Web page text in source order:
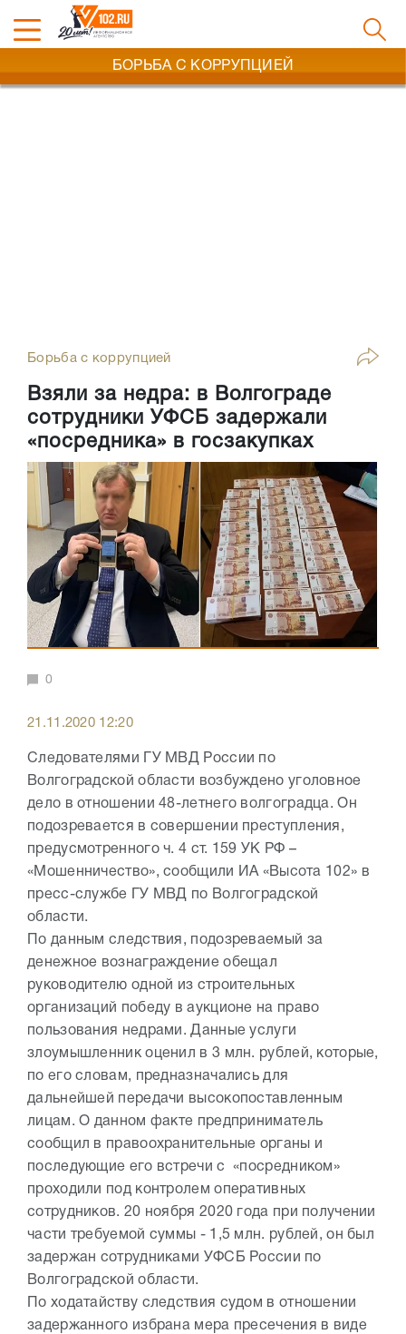
БОРЬБА С КОРРУПЦИЕЙ
Борьба с коррупцией
Взяли за недра: в Волгограде
сотрудники УФСБ задержали
«посредника» в госзакупках
0
21.11.2020 12:20
Следователями ГУ МВД России по
Волгоградской области возбуждено уголовное
дело в отношении 48-летнего волгоградца. Он
подозревается в совершении преступления,
предусмотренного ч. 4 ст. 159 УК РФ –
«Мошенничество», сообщили ИА «Высота 102» в
пресс-службе ГУ МВД по Волгоградской
области.
По данным следствия, подозреваемый за
денежное вознаграждение обещал
руководителю одной из строительных
организаций победу в аукционе на право
пользования недрами. Данные услуги
злоумышленник оценил в 3 млн. рублей, которые,
по его словам, предназначались для
дальнейшей передачи высокопоставленным
лицам. О данном факте предприниматель
сообщил в правоохранительные органы и
последующие его встречи с «посредником»
проходили под контролем оперативных
сотрудников. 20 ноября 2020 года при получении
части требуемой суммы - 1,5 млн. рублей, он был
задержан сотрудниками УФСБ России по
Волгоградской области.
По ходатайству следствия судом в отношении
задержанного избрана мера пресечения в виде